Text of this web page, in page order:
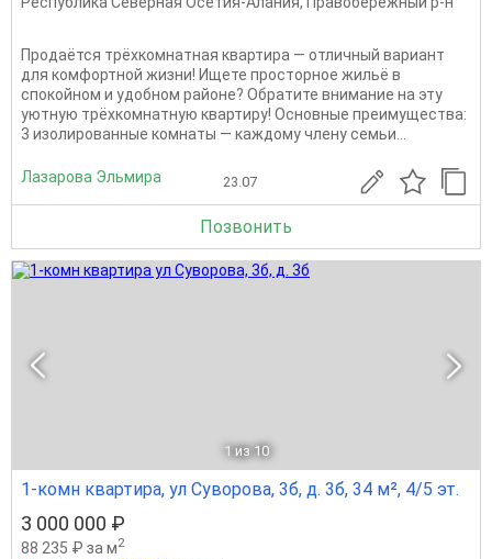
Продаётся трёхкомнатная квартира — отличный вариант
для комфортной жизни! Ищете просторное жильё в
спокойном и удобном районе? Обратите внимание на эту
уютную трёхкомнатную квартиру! Основные преимущества:
3 изолированные комнаты — каждому члену семьи...
Лазарова Эльмира 23.07
Позвонить
1 из 10
1-комн квартира, ул Суворова, 3б, д. 3б, 34 м², 4/5 эт.
3 000 000 ₽
88 235 ₽ за м2